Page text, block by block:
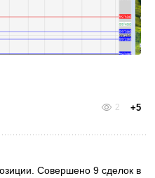
2 +5
Совершено 9 сделок в